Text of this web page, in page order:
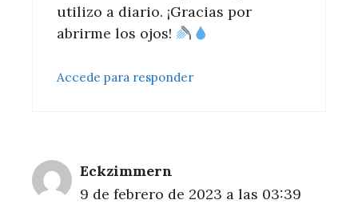
utilizo a diario. ¡Gracias por
abrirme los ojos!
Accede para responder
Eckzimmern
9 de febrero de 2023 a las 03:39